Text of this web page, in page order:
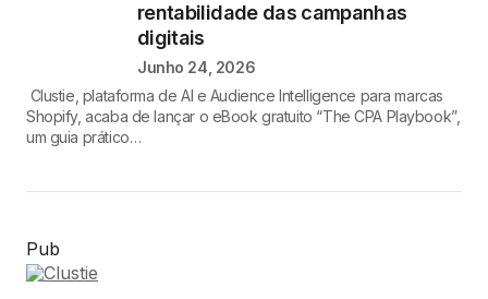
rentabilidade das campanhas
digitais
Junho 24, 2026
Clustie, plataforma de AI e Audience Intelligence para marcas
Shopify, acaba de lançar o eBook gratuito “The CPA Playbook”,
um guia prático…
Pub